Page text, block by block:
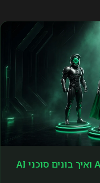
מה זה Agentic Engineering ואיך בונים סוכני AI